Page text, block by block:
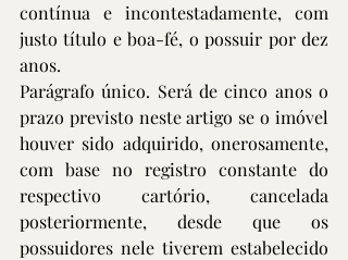
contínua e incontestadamente, com
justo título e boa-fé, o possuir por dez
anos.
Parágrafo único. Será de cinco anos o
prazo previsto neste artigo se o imóvel
houver sido adquirido, onerosamente,
com base no registro constante do
respectivo cartório, cancelada
posteriormente, desde que os
possuidores nele tiverem estabelecido